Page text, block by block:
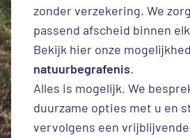
zonder verzekering. We
passend afscheid binnen
Bekijk hier onze
natuurbegrafenis.
Alles is mogelijk. We
duurzame opties met u en
vervolgens een